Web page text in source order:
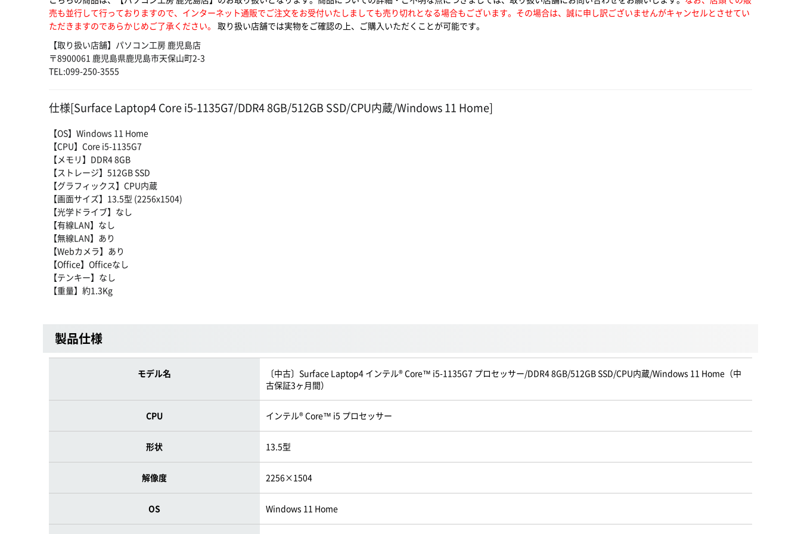
売も並行して行っておりますので、インターネット通販でご注文をお受付いたしましても売り切れとなる場合もございます。その場合は、誠に申し訳ございませんがキャンセルとさせてい
ただきますのであらかじめご了承ください。 取り扱い店舗では実物をご確認の上、ご購入いただくことが可能です。
【取り扱い店舗】パソコン工房 鹿児島店
〒8900061 鹿児島県鹿児島市天保山町2-3
TEL:099-250-3555
仕様[Surface Laptop4 Core i5-1135G7/DDR4 8GB/512GB SSD/CPU内蔵/Windows 11 Home]
【OS】Windows 11 Home
【CPU】Core i5-1135G7
【メモリ】DDR4 8GB
【ストレージ】512GB SSD
【グラフィックス】CPU内蔵
【画面サイズ】13.5型 (2256x1504)
【光学ドライブ】なし
【有線LAN】なし
【無線LAN】あり
【Webカメラ】あり
【Office】Officeなし
【テンキー】なし
【重量】約1.3Kg
製品仕様
モデル名
〔中古〕Surface Laptop4 インテル® Core™ i5-1135G7 プロセッサー/DDR4 8GB/512GB SSD/CPU内蔵/Windows 11 Home（中
古保証3ヶ月間）
CPU インテル® Core™ i5 プロセッサー
形状 13.5型
解像度 2256×1504
OS Windows 11 Home